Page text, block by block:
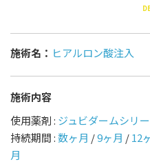
施術名： ヒアルロン酸注入
施術内容
使用薬剤 : ジュビダームシリ
持続期間 :数ヶ月 /9ヶ月 /12
月